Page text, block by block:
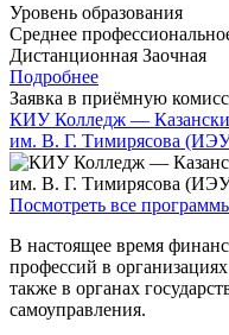
Уровень образования
Среднее
Дистанционная Заочная
Подробнее
Заявка в приёмную
КИУ Колледж —
им. В. Г. Тимирясова
Посмотреть все
В настоящее время
профессий в
также в органах
самоуправления.